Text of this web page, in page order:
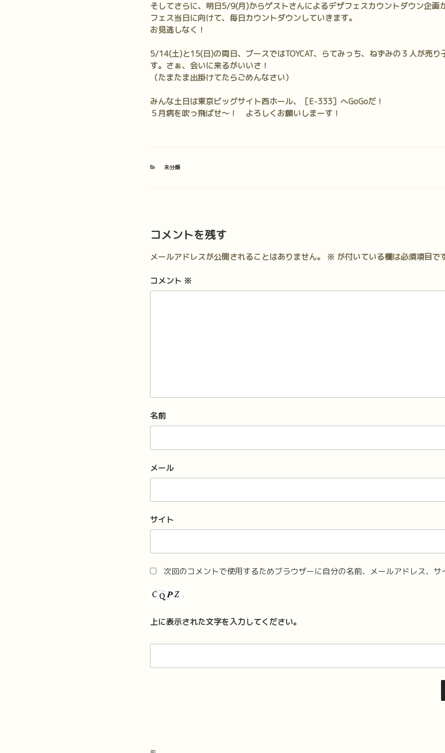
そしてさらに、明日5/9(月)からゲストさんによるデザフェスカウントダウン企画
フェス当日に向けて、毎日カウントダウンしていきます。
お見逃しなく！
5/14(土)と15(日)の両日、ブースではTOYCAT、らてみっち、ねずみの３人が売り
す。さぁ、会いに来るがいいさ！
（たまたま出掛けてたらごめんなさい）
みんな土日は東京ビッグサイト西ホール、［E-333］へGoGoだ！
５月病を吹っ飛ばせ～！ よろしくお願いしまーす！
カ
未分類
コメントを残す
メールアドレスが公開されることはありません。 ※ が付いている欄は必須項目で
コメント ※
名前
メール
サイト
次回のコメントで使用するためブラウザーに自分の名前、メールアドレス、サ
上に表示された文字を入力してください。
投